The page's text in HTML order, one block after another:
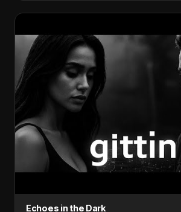
Echoes in the Dark